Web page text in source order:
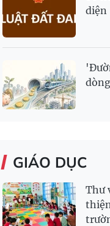
diện
GIÁO DỤC
Thư